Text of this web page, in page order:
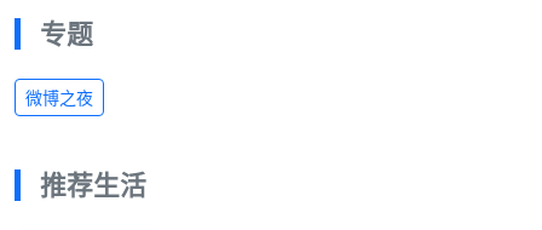
专题
微博之夜
推荐生活